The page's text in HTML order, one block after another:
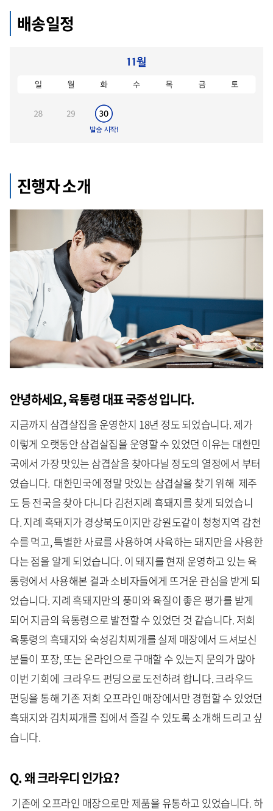
배송일정
진행자 소개
안녕하세요, 육통령 대표 국중성 입니다.
지금까지 삼겹살집을 운영한지 18년 정도 되었습니다. 제가
이렇게 오랫동안 삼겹살집을 운영할 수 있었던 이유는 대한민
국에서 가장 맛있는 삼겹살을 찾아다닐 정도의 열정에서 부터
였습니다. 대한민국에 정말 맛있는 삼겹살을 찾기 위해 제주
도 등 전국을 찾아 다니다 김천지례 흑돼지를 찾게 되었습니
다. 지례 흑돼지가 경상북도이지만 강원도같이 청청지역 감천
수를 먹고, 특별한 사료를 사용하여 사육하는 돼지만을 사용한
다는 점을 알게 되었습니다. 이 돼지를 현재 운영하고 있는 육
통령에서 사용해본 결과 소비자들에게 뜨거운 관심을 받게 되
었습니다. 지례 흑돼지만의 풍미와 육질이 좋은 평가를 받게
되어 지금의 육통령으로 발전할 수 있었던 것 같습니다. 저희
육통령의 흑돼지와 숙성김치찌개를 실제 매장에서 드셔보신
분들이 포장, 또는 온라인으로 구매할 수 있는지 문의가 많아
이번 기회에 크라우드 펀딩으로 도전하려 합니다. 크라우드
펀딩을 통해 기존 저희 오프라인 매장에서만 경험할 수 있었던
흑돼지와 김치찌개를 집에서 즐길 수 있도록 소개해 드리고 싶
습니다.
Q. 왜 크라우디 인가요?
기존에 오프라인 매장으로만 제품을 유통하고 있었습니다. 하